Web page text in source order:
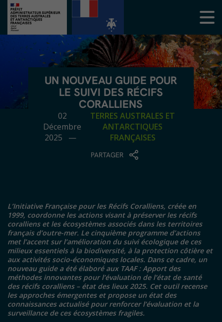
UN NOUVEAU GUIDE POUR
LE SUIVI DES RÉCIFS
CORALLIENS
02
Décembre
2025 —
TERRES AUSTRALES ET
ANTARCTIQUES
FRANÇAISES
PARTAGER
L’Initiative Française pour les Récifs Coralliens, créée en
1999, coordonne les actions visant à préserver les récifs
coralliens et les écosystèmes associés dans les territoires
français d’outre-mer. Le cinquième programme d’actions
met l’accent sur l’amélioration du suivi écologique de ces
milieux essentiels à la biodiversité, à la protection côtière et
aux activités socio-économiques locales. Dans ce cadre, un
nouveau guide a été élaboré aux TAAF :Apport des
méthodes innovantes pour l’évaluation de l’état de santé
des récifs coralliens – état des lieux 2025. Cet outil recense
les approches émergentes et propose un état des
connaissances actualisé pour renforcer l’évaluation et la
surveillance de ces écosystèmes fragiles.